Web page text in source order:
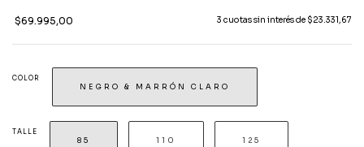
$69.995,00 3 cuotas sin interés de $23.331,67
COLOR
NEGRO & MARRÓN CLARO
TALLE
85 110 125